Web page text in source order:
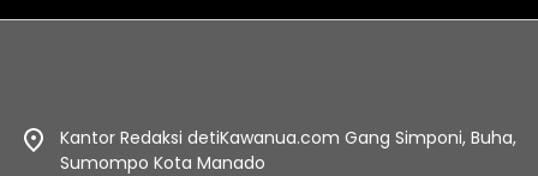
Kantor Redaksi detiKawanua.com Gang Simponi, Buha,
Sumompo Kota Manado